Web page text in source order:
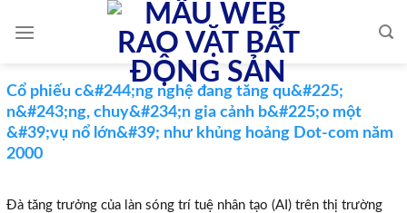
Cổ phiếu c&#244;ng nghệ đang tăng qu&#225;
n&#243;ng, chuy&#234;n gia cảnh b&#225;o một
&#39;vụ nổ lớn&#39; như khủng hoảng Dot-com năm
2000
Đà tăng trưởng của làn sóng trí tuệ nhân tạo (AI) trên thị trường